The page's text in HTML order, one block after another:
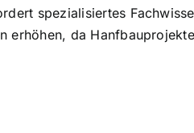
spezialisiertes
erhöhen, da